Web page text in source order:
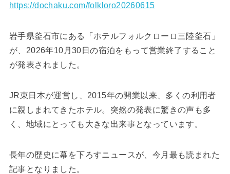
https://dochaku.com/folkloro20260615
岩手県釜石市にある「ホテルフォルクローロ三陸釜石」
が、2026年10月30日の宿泊をもって営業終了すること
が発表されました。
JR東日本が運営し、2015年の開業以来、多くの利用者
に親しまれてきたホテル。突然の発表に驚きの声も多
く、地域にとっても大きな出来事となっています。
長年の歴史に幕を下ろすニュースが、今月最も読まれた
記事となりました。